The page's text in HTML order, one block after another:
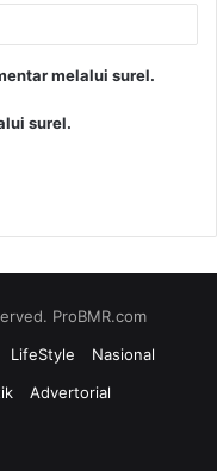
melalui surel.
surel.
ProBMR.com
LifeStyle
Nasional
Advertorial